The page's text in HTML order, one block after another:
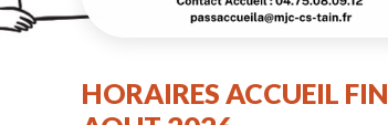
HORAIRES ACCUEIL FIN